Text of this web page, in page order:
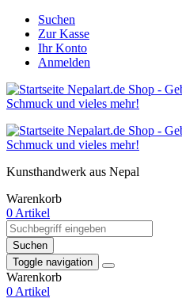
Suchen
Zur Kasse
Ihr Konto
Anmelden
Kunsthandwerk aus Nepal
Warenkorb
0 Artikel
Suchen
Toggle navigation
Warenkorb
0 Artikel